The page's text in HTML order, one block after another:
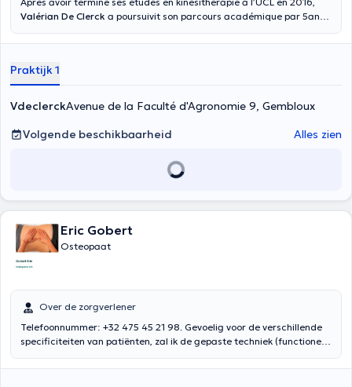
Valérian De Clerck a poursuivit son parcours académique par 5ans
ostéopathe D.O. Il met un point d’honneur à d’abord considérer
réponse ostéopathique que si celle-ci est pertinente.
Praktijk 1
VdeclerckAvenue de la Faculté d'Agronomie 9, Gembloux
Volgende beschikbaarheid
Alles zien
Eric Gobert
Osteopaat
Over de zorgverlener
Telefoonnummer: +32 475 45 21 98. Gevoelig voor de verschillende
specificiteiten van patiënten, zal ik de gepaste techniek (functioneel
jaar heb ik, verrijkt door mijn verschillende opleidingen, mijn